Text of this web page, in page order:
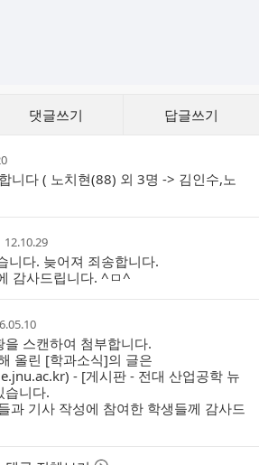
댓글쓰기 답글쓰기
니다 ( 노치현(88) 외 3명 -> 김인수,노
작
성
시
간
12.10.29
니다. 늦어져 죄송합니다.
감사드립니다. ^ㅁ^
스캔하여 첨부합니다.
올린 [학과소식]의 글은
) - [게시판 - 전대 산업공학 뉴
습니다.
과 기사 작성에 참여한 학생들께 감사드